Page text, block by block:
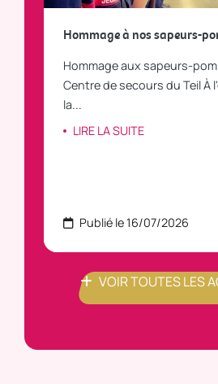
Hommage à nos sapeurs-
Hommage aux sapeurs-
Centre de secours du Teil À
la...
LIRE LA SUITE
Publié le 16/07/2026
VOIR TOUTES LES